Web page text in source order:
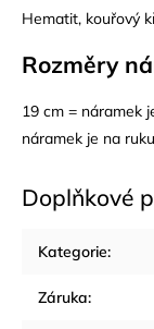
Hematit, kouřový
Rozměry
19 cm = náramek
náramek je na
Doplňkové
Kategorie:
Záruka: